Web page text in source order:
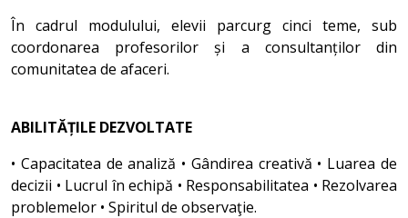
În cadrul modulului, elevii parcurg cinci teme, sub
coordonarea profesorilor și a consultanților din
comunitatea de afaceri.
ABILITĂȚILE DEZVOLTATE
• Capacitatea de analiză • Gândirea creativă • Luarea de
decizii • Lucrul în echipă • Responsabilitatea • Rezolvarea
problemelor • Spiritul de observaţie.